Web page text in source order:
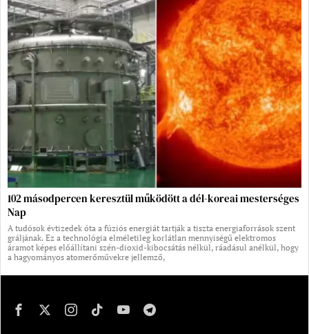
102 másodpercen keresztül működött a dél-koreai mesterséges
Nap
A tudósok évtizedek óta a fúziós energiát tartják a tiszta energiaforrások szent
gráljának. Ez a technológia elméletileg korlátlan mennyiségű elektromos
áramot képes előállítani szén-dioxid-kibocsátás nélkül, ráadásul anélkül, hogy
a hagyományos atomerőművekre jellemző,